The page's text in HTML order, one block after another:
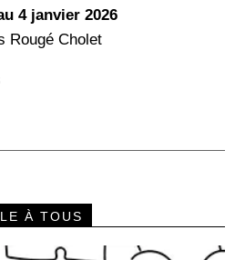
4 janvier 2026
Rougé Cholet
À TOUS